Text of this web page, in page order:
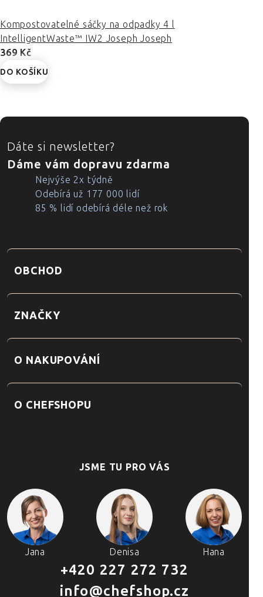
Kompostovatelné sáčky na odpadky 4 l
IntelligentWaste™ IW2 Joseph Joseph
369 Kč
DO KOŠÍKU
ZÁPATÍ
Dáte si newsletter?
Dáme vám dopravu zdarma
Nejvýše 2x týdně
Odebírá už 177 000 lidí
85 % lidí odebírá déle než rok
OBCHOD
ZNAČKY
O NAKUPOVÁNÍ
O CHEFSHOPU
JSME TU PRO VÁS
Jana Denisa Hana
+420 227 272 732
info@chefshop.cz